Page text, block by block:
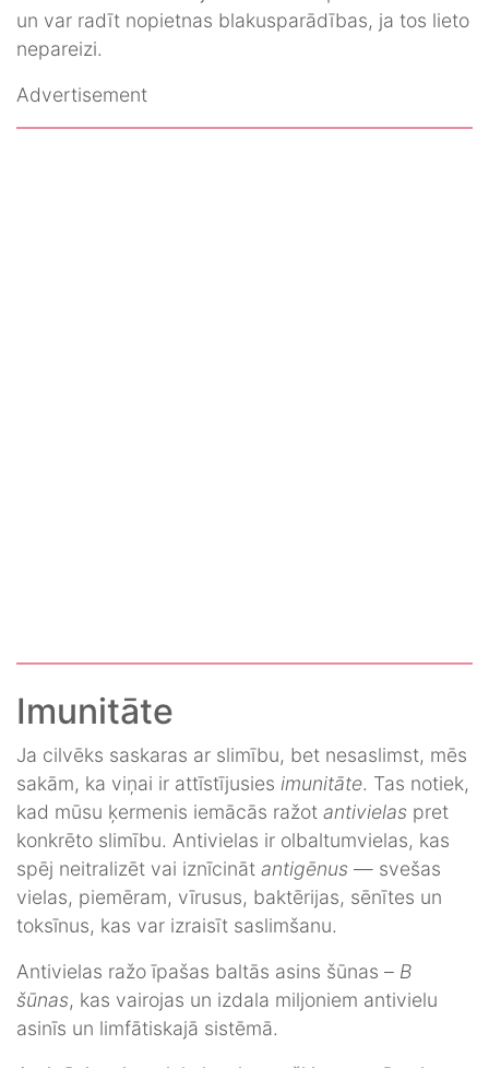
un var radīt nopietnas blakusparādības, ja tos lieto
nepareizi.
Advertisement
Imunitāte
Ja cilvēks saskaras ar slimību, bet nesaslimst, mēs
sakām, ka viņai ir attīstījusies imunitāte. Tas notiek,
kad mūsu ķermenis iemācās ražot antivielas pret
konkrēto slimību. Antivielas ir olbaltumvielas, kas
spēj neitralizēt vai iznīcināt antigēnus — svešas
vielas, piemēram, vīrusus, baktērijas, sēnītes un
toksīnus, kas var izraisīt saslimšanu.
Antivielas ražo īpašas baltās asins šūnas – B
šūnas, kas vairojas un izdala miljoniem antivielu
asinīs un limfātiskajā sistēmā.